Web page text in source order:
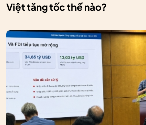
Việt tăng tốc thế nào?